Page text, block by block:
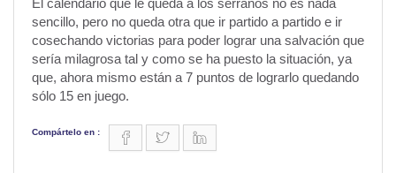
sencillo, pero no queda otra que ir partido a partido e ir
cosechando victorias para poder lograr una salvación que
sería milagrosa tal y como se ha puesto la situación, ya
que, ahora mismo están a 7 puntos de lograrlo quedando
sólo 15 en juego.
Compártelo en :